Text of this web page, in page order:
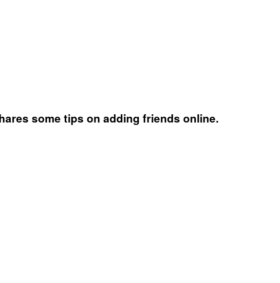
some tips on adding friends online.